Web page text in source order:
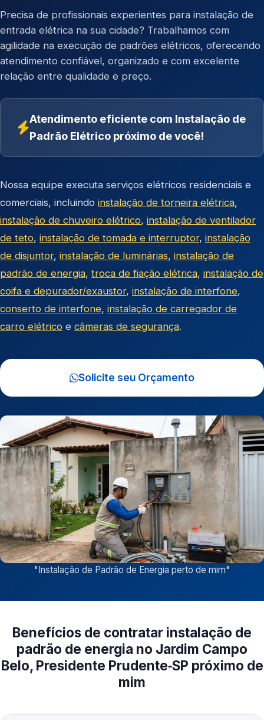
Precisa de profissionais experientes para instalação de
entrada elétrica na sua cidade? Trabalhamos com
agilidade na execução de padrões elétricos, oferecendo
atendimento confiável, organizado e com excelente
relação entre qualidade e preço.
Atendimento eficiente com Instalação de
Padrão Elétrico próximo de você!
Nossa equipe executa serviços elétricos residenciais e
comerciais, incluindo instalação de torneira elétrica,
instalação de chuveiro elétrico, instalação de ventilador
de teto, instalação de tomada e interruptor, instalação
de disjuntor, instalação de luminárias, instalação de
padrão de energia, troca de fiação elétrica, instalação de
coifa e depurador/exaustor, instalação de interfone,
conserto de interfone, instalação de carregador de
carro elétrico e câmeras de segurança.
Solicite seu Orçamento
"Instalação de Padrão de Energia perto de mim"
Benefícios de contratar instalação de
padrão de energia no Jardim Campo
Belo, Presidente Prudente‑SP próximo de
mim